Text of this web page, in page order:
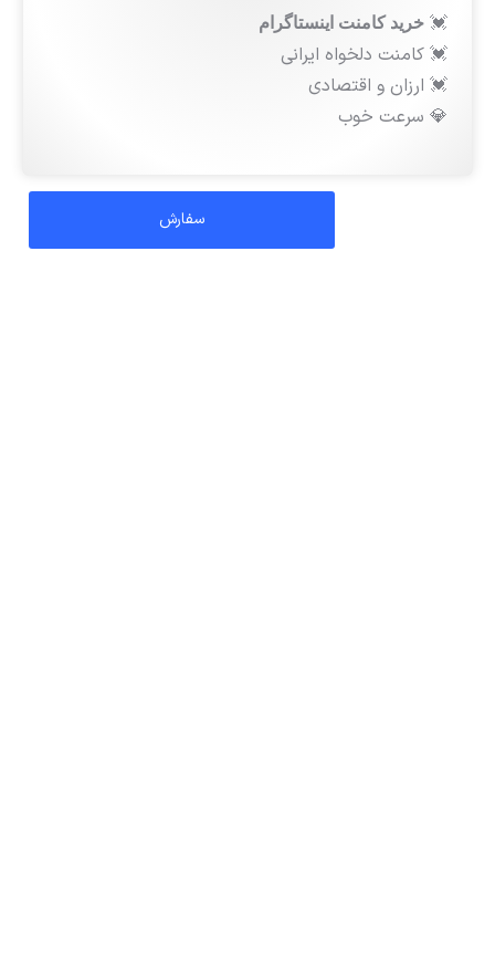
💓 خرید کامنت اینستاگرام
💓 کامنت دلخواه ایرانی
💓 ارزان و اقتصادی
💎 سرعت خوب